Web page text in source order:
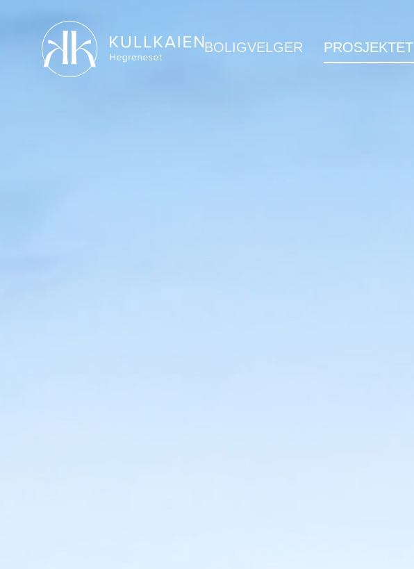
BOLIGVELGER PROSJEKTET